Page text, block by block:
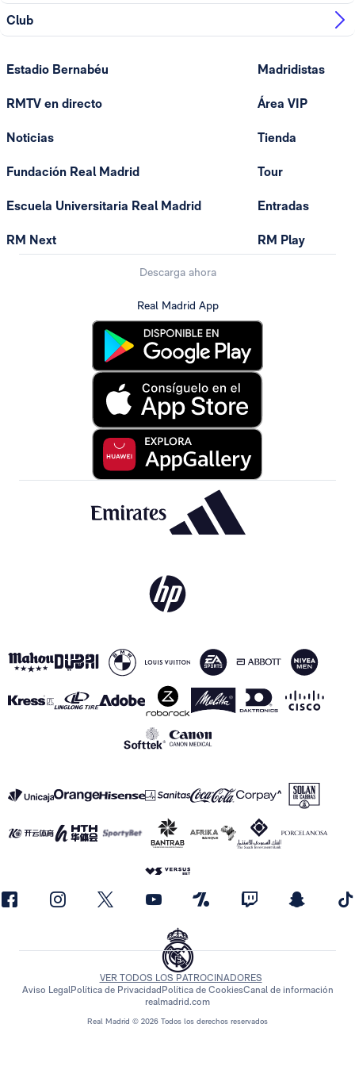
Club
Estadio Bernabéu
RMTV en directo
Noticias
Fundación Real Madrid
Escuela Universitaria Real Madrid
RM Next
Madridistas
Área VIP
Tienda
Tour
Entradas
RM Play
Descarga ahora
Real Madrid App
Real Madrid © 2026 Todos los derechos reservados
VER TODOS LOS PATROCINADORES
Aviso LegalPolítica de Privacidad Política de CookiesCanal de información
realmadrid.com